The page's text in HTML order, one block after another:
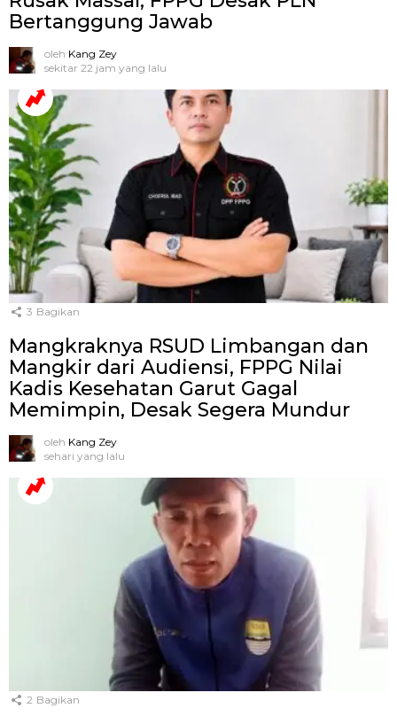
Bertanggung Jawab
oleh Kang Zey
sekitar 22 jam yang lalu
3 Bagikan
Mangkraknya RSUD Limbangan dan
Mangkir dari Audiensi, FPPG Nilai
Kadis Kesehatan Garut Gagal
Memimpin, Desak Segera Mundur
oleh Kang Zey
sehari yang lalu
2 Bagikan